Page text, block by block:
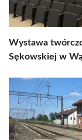
Wystawa
Sękowskiej w